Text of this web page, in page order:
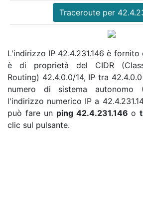
Traceroute per
L'indirizzo IP 42.4.231.146 è fornito
è di proprietà del CIDR
Routing) 42.4.0.0/14, IP tra
numero di sistema
l'indirizzo numerico IP a
può fare un ping 42.4.231.146 o
clic sul pulsante.